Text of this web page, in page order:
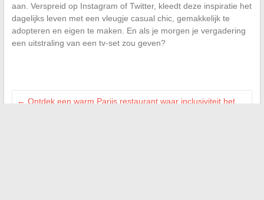
aan. Verspreid op Instagram of Twitter, kleedt deze inspiratie het
dagelijks leven met een vleugje casual chic, gemakkelijk te
adopteren en eigen te maken. En als je morgen je vergadering
een uitstraling van een tv-set zou geven?
← Ontdek een warm Parijs restaurant waar inclusiviteit het